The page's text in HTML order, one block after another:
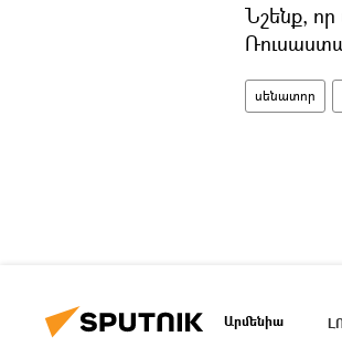
Նշենք,
սենատոր
Արմենիա